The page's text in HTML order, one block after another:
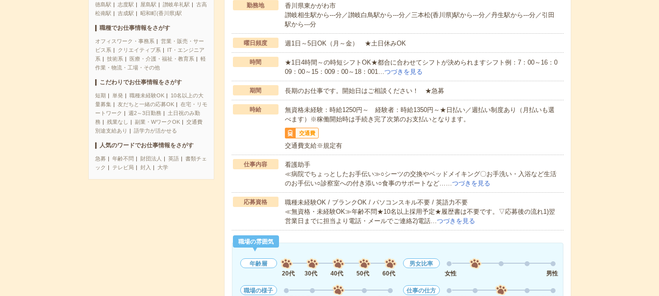
徳島駅
志度駅 屋島駅 讃岐牟礼駅
古高
松南駅
吉成駅 昭和町(香川県)駅
職種でお仕事情報をさがす
オフィスワーク・事務系
営業・販売・サー
ビス系
クリエイティブ系
IT・エンジニア
系
技術系 医療・介護・福祉・教育系
軽
作業・物流・工場・その他
こだわりでお仕事情報をさがす
短期 単発 職種未経験OK
10名以上の大
量募集
友だちと一緒の応募OK
在宅・リモ
ートワーク
週2～3日勤務
土日祝のみ勤
務
残業なし 副業・WワークOK
交通費
別途支給あり
語学力が活かせる
人気のワードでお仕事情報をさがす
急募 年齢不問 財団法人 英語
書類チェ
ック
テレビ局 封入 大学
勤務地
香川県東かがわ市
讃岐相生駅から---分／讃岐白鳥駅から---分／三本松(香川県)駅から---分／丹生駅から---分／引田
駅から---分
曜日頻度 週1日～5日OK（月～金） ★土日休みOK
時間
★1日4時間～の時短シフトOK★都合に合わせてシフトが決められますシフト例：7：00～16：0
09：00～15：009：00～18：001…つづきを見る
期間 長期のお仕事です。開始日はご相談ください！ ★急募
時給
無資格未経験：時給1250円～ 経験者：時給1350円～★日払い／週払い制度あり（月払いも選
べます）※稼働開始時は手続き完了次第のお支払いとなります。
交通費
交通費支給※規定有
仕事内容
看護助手
≪病院でちょっとしたお手伝い≫○シーツの交換やベッドメイキング〇お手洗い・入浴など生活
のお手伝い○診察室への付き添い○食事のサポートなど……つづきを見る
応募資格
職種未経験OK / ブランクOK / パソコンスキル不要 / 英語力不要
≪無資格・未経験OK≫年齢不問★10名以上採用予定★履歴書は不要です。▽応募後の流れ1)翌
営業日までに担当より電話・メールでご連絡2)電話…つづきを見る
職場の雰囲気
年齢層
20代
30代 40代 50代 60代
男女比率
女性
男性
職場の様子
仕事の仕方